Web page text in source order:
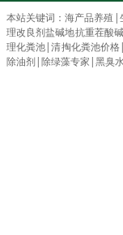
本站关键词：海产品养殖 |
理改良剂盐碱地抗重茬酸
理化粪池|清掏化粪池价格|
除油剂|除绿藻专家 |黑臭